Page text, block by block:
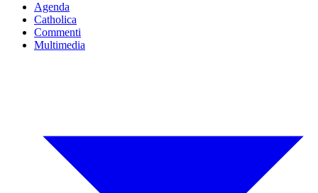
Agenda
Catholica
Commenti
Multimedia